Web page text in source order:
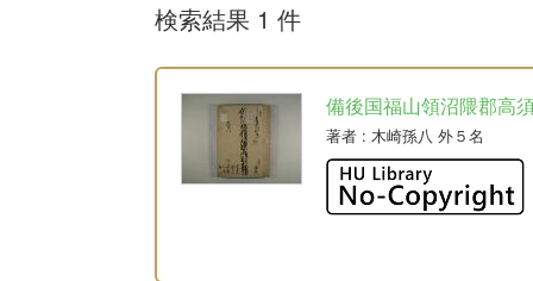
検索結果 1 件
備後国福山領沼隈郡高
著者 : 木崎孫八 外５名